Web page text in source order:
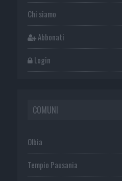
Chi siamo
Abbonati
Login
COMUNI
Olbia
Tempio Pausania